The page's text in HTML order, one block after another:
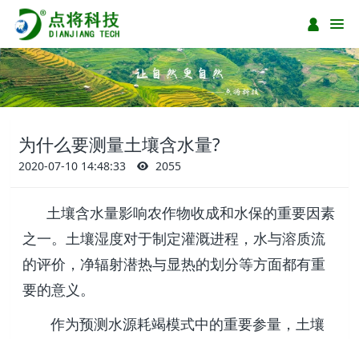
为什么要测量土壤含水量?
2020-07-10 14:48:33 2055
土壤含水量影响农作物收成和水保的重要因素
之一。土壤湿度对于制定灌溉进程，水与溶质流
的评价，净辐射潜热与显热的划分等方面都有重
要的意义。
作为预测水源耗竭模式中的重要参量，土壤